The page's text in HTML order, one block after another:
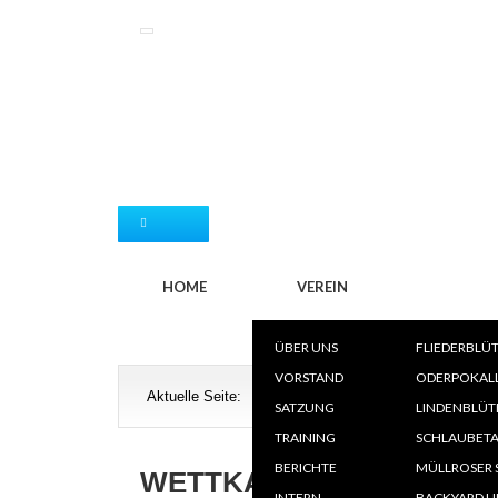
HOME VEREIN
ÜBER UNS
VORSTAND
SATZUNG
TRAINING
BERICHTE
MÜLLROSER
Aktuelle Seite:
WETTKAMPFKALENDER